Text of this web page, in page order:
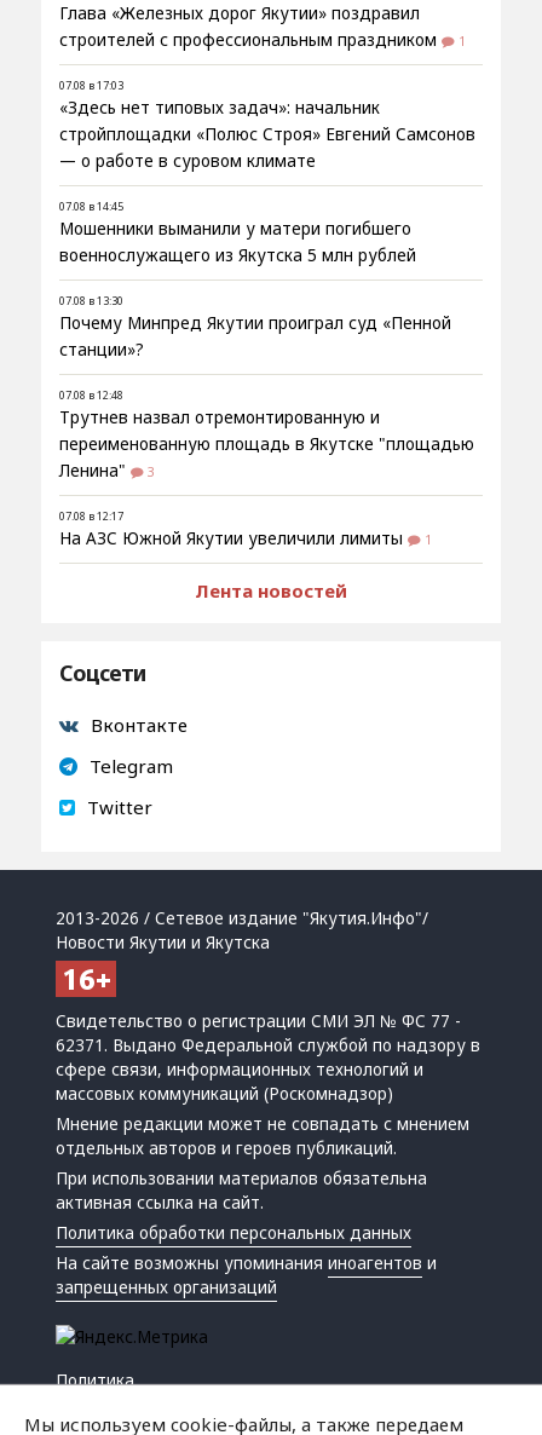
Глава «Железных дорог Якутии» поздравил
строителей с профессиональным праздником
1
07.08 в 17:03
«Здесь нет типовых задач»: начальник
стройплощадки «Полюс Строя» Евгений Самсонов
— о работе в суровом климате
07.08 в 14:45
Мошенники выманили у матери погибшего
военнослужащего из Якутска 5 млн рублей
07.08 в 13:30
Почему Минпред Якутии проиграл суд «Пенной
станции»?
07.08 в 12:48
Трутнев назвал отремонтированную и
переименованную площадь в Якутске "площадью
Ленина"
3
07.08 в 12:17
На АЗС Южной Якутии увеличили лимиты 1
Лента новостей
Соцсети
Вконтакте
Telegram
Twitter
2013-2026 / Сетевое издание "Якутия.Инфо"/
Новости Якутии и Якутска
Свидетельство о регистрации СМИ ЭЛ № ФС 77 -
62371. Выдано Федеральной службой по надзору в
сфере связи, информационных технологий и
массовых коммуникаций (Роскомнадзор)
Мнение редакции может не совпадать с мнением
отдельных авторов и героев публикаций.
При использовании материалов обязательна
активная ссылка на сайт.
Политика обработки персональных данных
На сайте возможны упоминанияиноагентов и
запрещенных организаций
Политика
Мы используем cookie-файлы, а также передаем